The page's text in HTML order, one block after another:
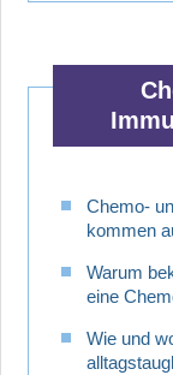
Chemo-
kommen
Warum
eine
Wie und